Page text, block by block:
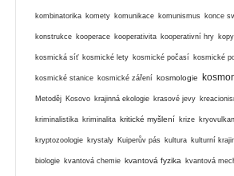
kombinatorika komety komunikace komunismus konce
konstrukce kooperace kooperativita kooperativní hry
kosmická síť kosmické lety kosmické počasí kosmické
kosmické stanice kosmické záření kosmologie
Metoděj Kosovo krajinná ekologie krasové jevy
kriminalistika kriminalita kritické myšlení krize
kryptozoologie krystaly Kuiperův pás kultura kulturní
biologie kvantová chemie kvantová fyzika kvantová